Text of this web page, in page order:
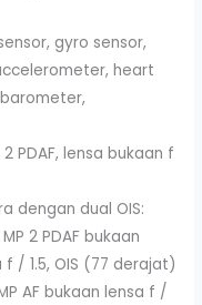
gyro sensor,
heart
PDAF, lensa bukaan f
dengan dual OIS:
2 PDAF bukaan
/ 1.5, OIS (77 derajat)
AF bukaan lensa f /